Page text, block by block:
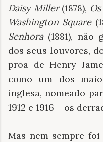
Daisy Miller(1878),
Washington Square
Senhora(1881), não
dos seus louvores,
proa de Henry
como um dos
inglesa, nomeado
1912 e 1916 – os
Mas nem sempre foi